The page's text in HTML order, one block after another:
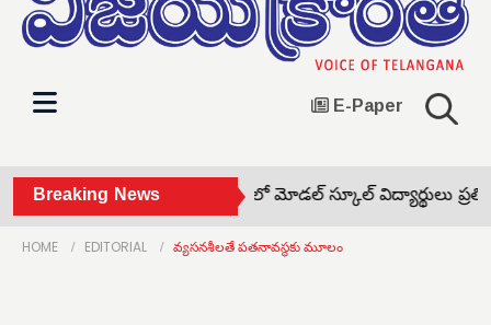
E-Paper
Breaking News
ట్రాక్టర్లు పట్టివేత •యోగలో మోడల్ స్కూల్ విద్యార్థులు ప్రతిభ •
HOME EDITORIAL వ్యసనశీలతే పతనావస్థకు మూలం